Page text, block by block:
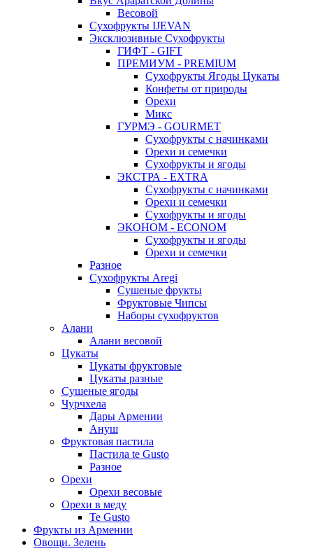
Весовой
Сухофрукты IJEVAN
Эксклюзивные Сухофрукты
ГИФТ - GIFT
ПРЕМИУМ - PREMIUM
Сухофрукты Ягоды Цукаты
Конфеты от природы
Орехи
Микс
ГУРМЭ - GOURMET
Сухофрукты с начинками
Орехи и семечки
Сухофрукты и ягоды
ЭКСТРА - EXTRA
Сухофрукты с начинками
Орехи и семечки
Сухофрукты и ягоды
ЭКОНОМ - ECONOM
Сухофрукты и ягоды
Орехи и семечки
Разное
Сухофрукты Aregi
Сушеные фрукты
Фруктовые Чипсы
Наборы сухофруктов
Алани
Алани весовой
Цукаты
Цукаты фруктовые
Цукаты разные
Сушеные ягоды
Чурчхела
Дары Армении
Ануш
Фруктовая пастила
Пастила te Gusto
Разное
Орехи
Орехи весовые
Орехи в меду
Te Gusto
Фрукты из Армении
Овощи. Зелень